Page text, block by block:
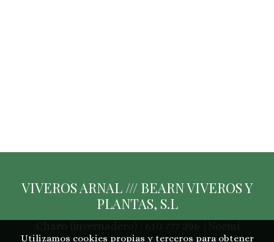
VIVEROS ARNAL /// BEARN VIVEROS Y
PLANTAS, S.L
Utilizamos cookies propias y terceros para obtener